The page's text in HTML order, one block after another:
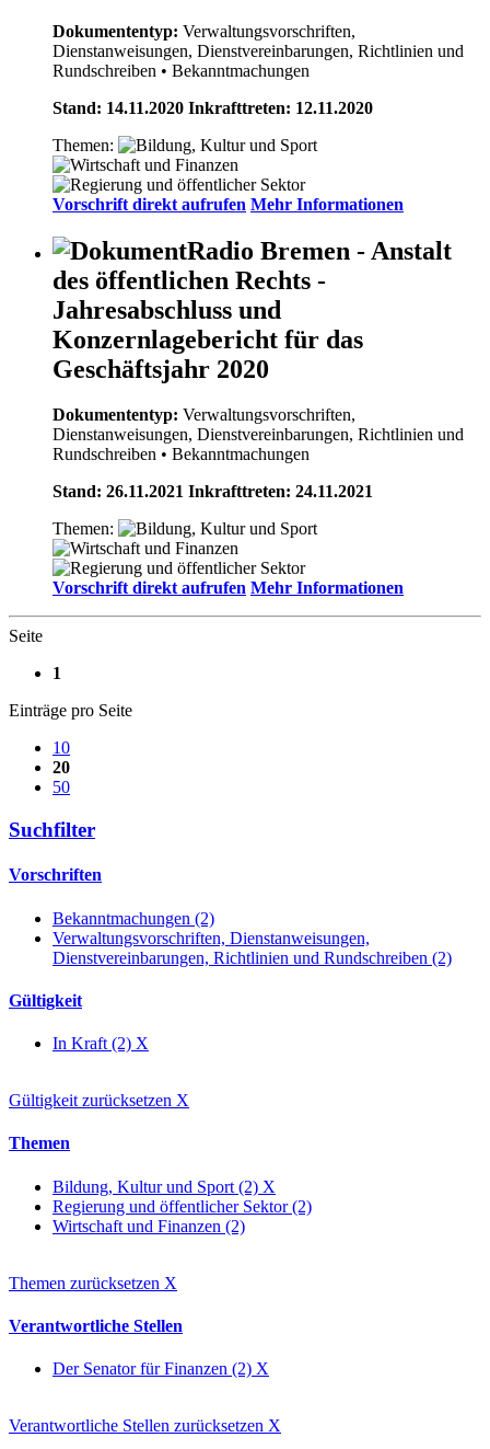
Dokumententyp: Verwaltungsvorschriften,
Dienstanweisungen, Dienstvereinbarungen, Richtlinien und
Rundschreiben • Bekanntmachungen
Stand: 14.11.2020 Inkrafttreten: 12.11.2020
Themen:
Vorschrift direkt aufrufen Mehr Informationen
Radio Bremen - Anstalt
des öffentlichen Rechts -
Jahresabschluss und
Konzernlagebericht für das
Geschäftsjahr 2020
Dokumententyp: Verwaltungsvorschriften,
Dienstanweisungen, Dienstvereinbarungen, Richtlinien und
Rundschreiben • Bekanntmachungen
Stand: 26.11.2021 Inkrafttreten: 24.11.2021
Themen:
Vorschrift direkt aufrufen Mehr Informationen
Seite
1
Einträge pro Seite
10
20
50
Suchfilter
Vorschriften
Bekanntmachungen (2)
Verwaltungsvorschriften, Dienstanweisungen,
Dienstvereinbarungen, Richtlinien und Rundschreiben (2)
Gültigkeit
In Kraft (2) X
Gültigkeit zurücksetzen X
Themen
Bildung, Kultur und Sport (2) X
Regierung und öffentlicher Sektor (2)
Wirtschaft und Finanzen (2)
Themen zurücksetzen X
Verantwortliche Stellen
Der Senator für Finanzen (2) X
Verantwortliche Stellen zurücksetzen X